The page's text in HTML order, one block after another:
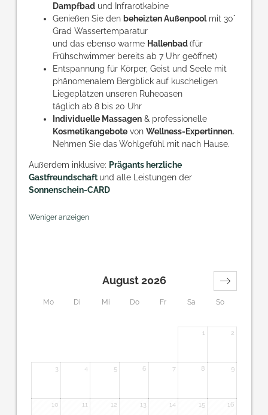
Dampfbad und Infrarotkabine
Genießen Sie den beheizten Außenpoolmit 30°
Grad Wassertemparatur
und das ebenso warme Hallenbad(für
Frühschwimmer bereits ab 7 Uhr geöffnet)
Entspannung für Körper, Geist und Seele mit
phänomenalem Bergblick auf kuscheligen
Liegeplätzen unseren Ruheoasen
täglich ab 8 bis 20 Uhr
Individuelle Massagen & professionelle
Kosmetikangebote von Wellness-Expertinnen.
Nehmen Sie dasWohlgefühl mit nach Hause.
Außerdem inklusive: Prägants herzliche
Gastfreundschaft und alle Leistungen der
Sonnenschein-CARD
Weniger anzeigen
Mo Di Mi Do Fr Sa So
August 2026
1 2
3 4 5 6 7 8 9
10 11 12 13 14 15 16